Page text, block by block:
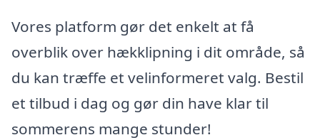
Vores platform gør det enkelt at få
overblik over hækklipning i dit område, så
du kan træffe et velinformeret valg. Bestil
et tilbud i dag og gør din have klar til
sommerens mange stunder!